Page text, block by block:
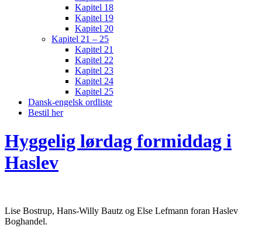
Kapitel 18
Kapitel 19
Kapitel 20
Kapitel 21 – 25
Kapitel 21
Kapitel 22
Kapitel 23
Kapitel 24
Kapitel 25
Dansk-engelsk ordliste
Bestil her
Hyggelig lørdag formiddag i
Haslev
Lise Bostrup, Hans-Willy Bautz og Else Lefmann foran Haslev
Boghandel.